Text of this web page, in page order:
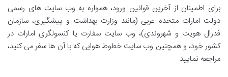
برای اطمینان از آخرین قوانین ورود، همواره به وب سایت های رسمی
دولت امارات متحده عربی (مانند وزارت بهداشت و پیشگیری، سازمان
فدرال هویت و شهروندی)، وب سایت سفارت یا کنسولگری امارات در
کشور خود، و همچنین وب سایت خطوط هوایی که با آن ها سفر می کنید،
مراجعه نمایید.